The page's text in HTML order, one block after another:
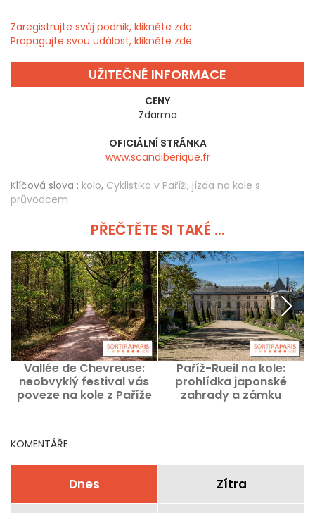
Zaregistrujte svůj podnik, klikněte zde
Propagujte svou událost, klikněte zde
UŽITEČNÉ INFORMACE
CENY
Zdarma
OFICIÁLNÍ STRÁNKA
www.scandiberique.fr
Klíčová slova : kolo, Cyklistika v Paříži, jízda na kole s
průvodcem
PŘEČTĚTE SI TAKÉ ...
Vallée de Chevreuse:
neobvyklý festival vás
poveze na kole z Paříže
Paříž-Rueil na kole:
prohlídka japonské
zahrady a zámku
KOMENTÁŘE
Dnes Zítra